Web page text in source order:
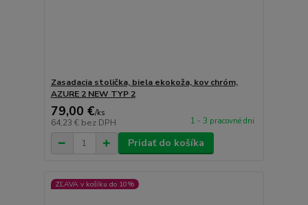
Zasadacia stolička, biela ekokoža, kov chróm,
AZURE 2 NEW TYP 2
79,00 €/ks
64,23 € bez DPH 1 - 3 pracovné dni
Pridať do košíka
ZĽAVA v košíku do 10%